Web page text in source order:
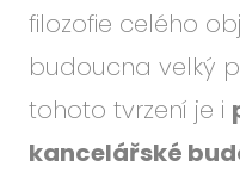
filozofie celého
budoucna velký
tohoto tvrzení je i
kancelářské